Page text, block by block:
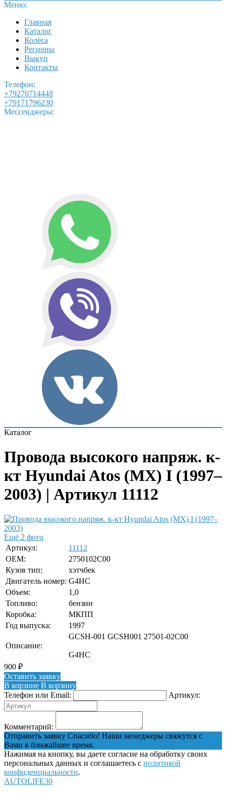
Меню:
Главная
Каталог
Колёса
Регионы
Выкуп
Контакты
Телефон:
+79270714448
+79171796230
Мессенджеры:
Каталог
Провода высокого напряж. к-
кт Hyundai Atos (MX) I (1997–
2003) | Артикул 11112
Ещё 2 фото
Артикул:
11112
OEM:
2750102C00
Кузов тип:
хэтчбек
Двигатель номер: G4HC
Объем:
1,0
Топливо:
бензин
Коробка:
МКПП
Год выпуска:
1997
Описание:
GCSH-001 GCSH001 27501-02C00
G4HC
900 ₽
Оставить заявку
В корзине В корзину
Телефон или Email:
Артикул:
Комментарий:
Отправить заявку Спасибо! Наши менеджеры свяжутся с
Вами в ближайшее время.
Нажимая на кнопку, вы даете согласие на обработку своих
персональных данных и соглашаетесь с политикой
конфиденциальности.
AUTOLIFE30